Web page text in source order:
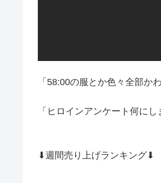
「58:00の服とか色々全部か
「ヒロインアンケート何に
⬇週間売り上げランキング⬇